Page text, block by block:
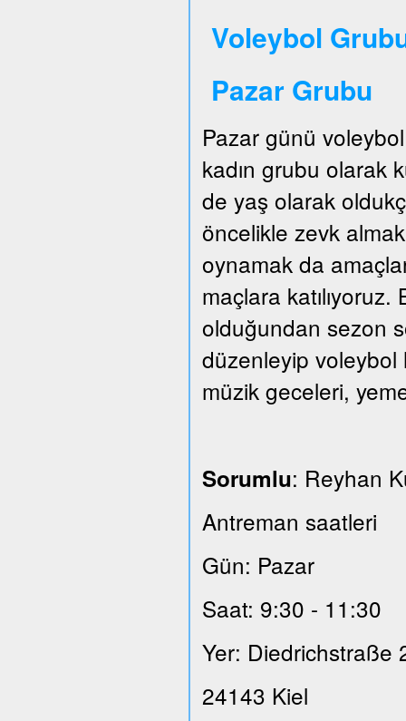
Voleybol
Pazar Grubu
Pazar günü
kadın grubu olarak
de yaş olarak
öncelikle zevk
oynamak da
maçlara
olduğundan sezon
düzenleyip
müzik geceleri,
Sorumlu: Reyhan
Antreman saatleri
Gün: Pazar
Saat: 9:30 - 11:30
Yer: Diedrichstraße
24143 Kiel